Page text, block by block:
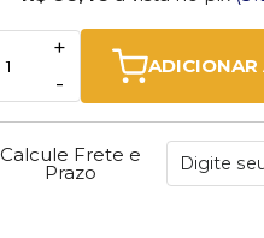
-
+
ADICIONAR
Calcule Frete e
Prazo